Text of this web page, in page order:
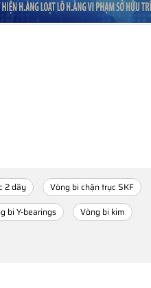
2 dãy
Vòng bi chặn trục SKF
bi Y-bearings
Vòng bi kim